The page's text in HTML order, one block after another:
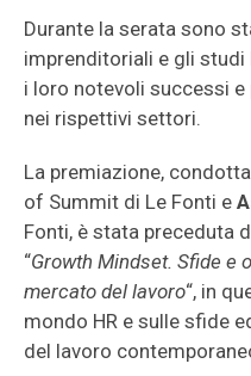
Durante la serata sono
imprenditoriali e gli
i loro notevoli successi e
nei rispettivi settori.
La premiazione,
of Summit di Le Fonti e
Fonti, è stata preceduta
“Growth Mindset. Sfide e
mercato del lavoro“, in
mondo HR e sulle sfide
del lavoro